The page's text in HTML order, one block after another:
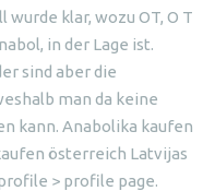
klar, wozu OT, O T
in der Lage ist.
sind aber die
man da keine
kann. Anabolika kaufen
österreich Latvijas
> profile page.